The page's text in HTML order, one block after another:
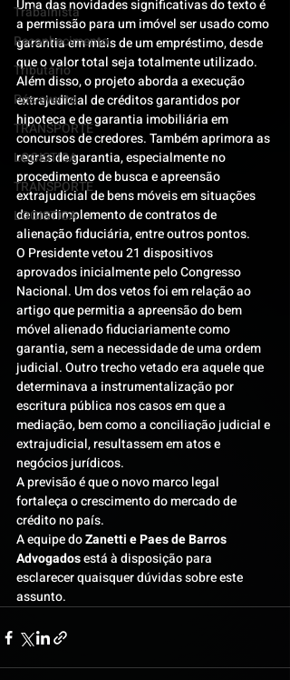
Trabalhista
Reconhecimento
Tributário
Pós-evento
TRANSPORTE
LOGISTICA
TRANSPORTE
LOGISTICA
Uma das novidades significativas do texto é
a permissão para um imóvel ser usado como
garantia em mais de um empréstimo, desde
que o valor total seja totalmente utilizado.
Além disso, o projeto aborda a execução
extrajudicial de créditos garantidos por
hipoteca e de garantia imobiliária em
concursos de credores. Também aprimora as
regras de garantia, especialmente no
procedimento de busca e apreensão
extrajudicial de bens móveis em situações
de inadimplemento de contratos de
alienação fiduciária, entre outros pontos.
O Presidente vetou 21 dispositivos
aprovados inicialmente pelo Congresso
Nacional. Um dos vetos foi em relação ao
artigo que permitia a apreensão do bem
móvel alienado fiduciariamente como
garantia, sem a necessidade de uma ordem
judicial. Outro trecho vetado era aquele que
determinava a instrumentalização por
escritura pública nos casos em que a
mediação, bem como a conciliação judicial e
extrajudicial, resultassem em atos e
negócios jurídicos.
A previsão é que o novo marco legal
fortaleça o crescimento do mercado de
crédito no país.
A equipe do Zanetti e Paes de Barros
Advogados está à disposição para
esclarecer quaisquer dúvidas sobre este
assunto.